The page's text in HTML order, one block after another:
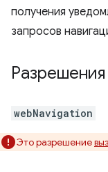
получения
запросов
Разрешения
webNavigation
Это разрешение